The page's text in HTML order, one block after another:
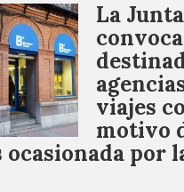
La Junta
viajes
motivo
ocasionada por